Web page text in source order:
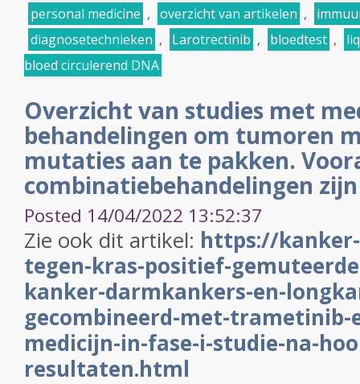
personal medicine , overzicht van artikelen ,
diagnosetechnieken , Larotrectinib , bloedtest ,
bloed circulerend DNA
Overzicht van studies met
behandelingen om tumoren
mutaties aan te pakken.
combinatiebehandelingen
Posted 14/04/2022 13:52:37
Zie ook dit artikel: https://
tegen-kras-positief-
kanker-darmkankers-en-
gecombineerd-met-trametinib-
medicijn-in-fase-i-studie-na-
resultaten.html